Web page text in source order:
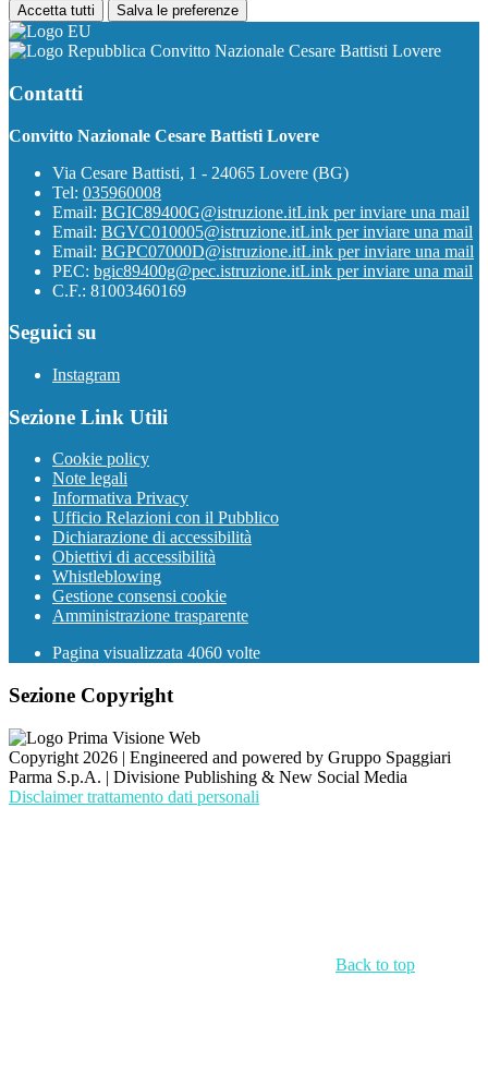
Accetta tutti Salva le preferenze
Convitto Nazionale Cesare Battisti Lovere
Contatti
Convitto Nazionale Cesare Battisti Lovere
Via Cesare Battisti, 1 - 24065 Lovere (BG)
Tel: 035960008
Email: BGIC89400G@istruzione.itLink per inviare una mail
Email: BGVC010005@istruzione.itLink per inviare una mail
Email: BGPC07000D@istruzione.itLink per inviare una mail
PEC: bgic89400g@pec.istruzione.itLink per inviare una mail
C.F.: 81003460169
Seguici su
Instagram
Sezione Link Utili
Cookie policy
Note legali
Informativa Privacy
Ufficio Relazioni con il Pubblico
Dichiarazione di accessibilità
Obiettivi di accessibilità
Whistleblowing
Gestione consensi cookie
Amministrazione trasparente
Pagina visualizzata 4060 volte
Sezione Copyright
Copyright 2026 | Engineered and powered by Gruppo Spaggiari
Parma S.p.A. | Divisione Publishing & New Social Media
Disclaimer trattamento dati personali
Back to top